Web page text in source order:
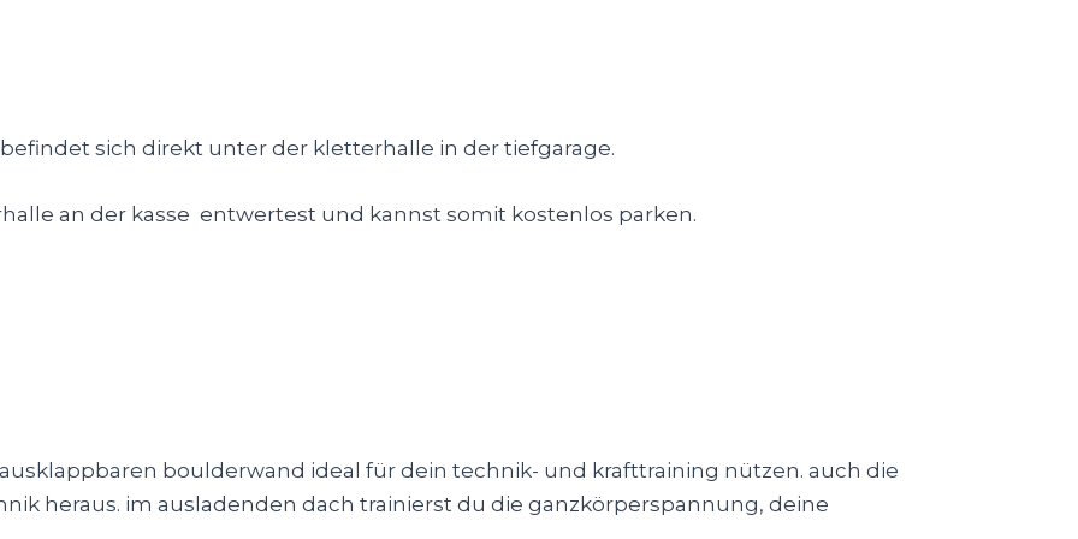
sich direkt unter der kletterhalle in der tiefgarage.
an der kasse entwertest und kannst somit kostenlos parken.
boulderwand ideal für dein technik- und krafttraining nützen. auch die
heraus. im ausladenden dach trainierst du die ganzkörperspannung, deine